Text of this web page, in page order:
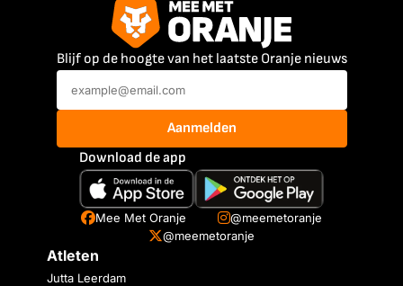
Blijf op de hoogte van het laatste Oranje nieuws
Aanmelden
Download de app
Mee Met Oranje
@meemetoranje
@meemetoranje
Atleten
Jutta Leerdam